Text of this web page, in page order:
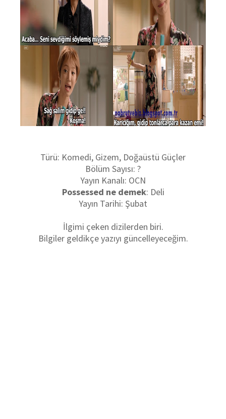
Türü: Komedi, Gizem, Doğaüstü Güçler
Bölüm Sayısı: ?
Yayın Kanalı: OCN
Possessed ne demek: Deli
Yayın Tarihi: Şubat
İlgimi çeken dizilerden biri.
Bilgiler geldikçe yazıyı güncelleyeceğim.